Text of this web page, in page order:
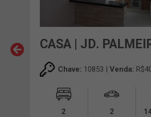
CASA | JD.
Chave: 10853 | Venda:
2 2